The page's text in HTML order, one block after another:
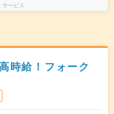
サービス
時給！フォーク